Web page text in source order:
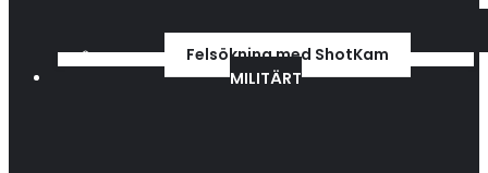
Felsökning med ShotKam
MILITÄRT